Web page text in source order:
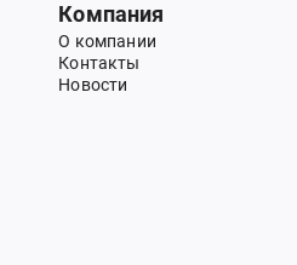
Компания
О компании
Контакты
Новости